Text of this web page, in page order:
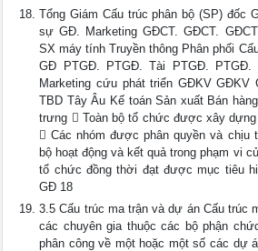
Tổng Giám Cấu trúc phân bộ (SP) đốc
sự GĐ. Marketing GĐCT. GĐCT.
SX máy tính Truyền thông Phân phối
GĐ PTGĐ. PTGĐ. Tài PTGĐ. PTGĐ.
Marketing cứu phát triển GĐKV GĐKV
TBD Tây Âu Kế toán Sản xuất Bán
trưng  Toàn bộ tổ chức được xây dựng
 Các nhóm được phân quyền và chịu
bộ hoạt động và kết quả trong phạm vi
tổ chức đồng thời đạt được mục tiêu
GĐ 18
3.5 Cấu trúc ma trận và dự án Cấu trúc
các chuyên gia thuộc các bộ phận
phân công về một hoặc một số các dự